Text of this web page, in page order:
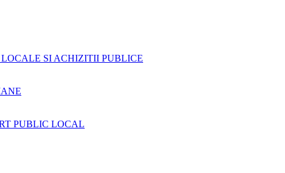
SI ACHIZITII PUBLICE
PUBLIC LOCAL